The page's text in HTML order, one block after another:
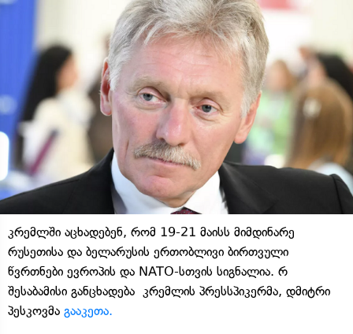
კრემლში აცხადებენ, რომ 19-21 მაისს მიმდინარე
რუსეთისა და ბელარუსის ერთობლივი ბირთვული
წვრთნები ევროპის და NATO-სთვის სიგნალია. რ
შესაბამისი განცხადება კრემლის პრესსპიკერმა, დმიტრი
პესკოვმა გააკეთა.